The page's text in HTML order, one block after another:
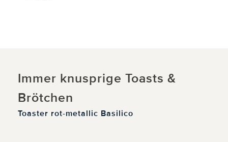
Immer knusprige Toasts &
Brötchen
Toaster rot-metallic Basilico